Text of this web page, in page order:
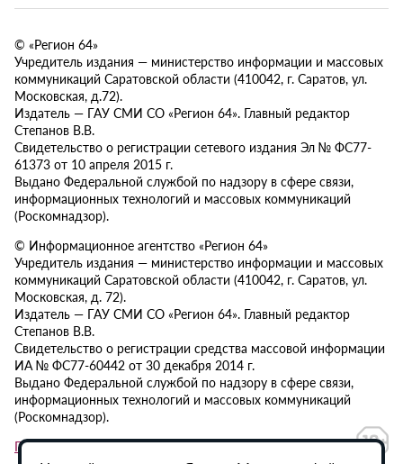
© «Регион 64»
Учредитель издания — министерство информации и массовых
коммуникаций Саратовской области (410042, г. Саратов, ул.
Московская, д.72).
Издатель — ГАУ СМИ СО «Регион 64». Главный редактор
Степанов В.В.
Свидетельство о регистрации сетевого издания Эл № ФС77-
61373 от 10 апреля 2015 г.
Выдано Федеральной службой по надзору в сфере связи,
информационных технологий и массовых коммуникаций
(Роскомнадзор).
© Информационное агентство «Регион 64»
Учредитель издания — министерство информации и массовых
коммуникаций Саратовской области (410042, г. Саратов, ул.
Московская, д. 72).
Издатель — ГАУ СМИ СО «Регион 64». Главный редактор
Степанов В.В.
Свидетельство о регистрации средства массовой информации
ИА № ФС77-60442 от 30 декабря 2014 г.
Выдано Федеральной службой по надзору в сфере связи,
информационных технологий и массовых коммуникаций
(Роскомнадзор).
Политика в отношении обработки персональных данных